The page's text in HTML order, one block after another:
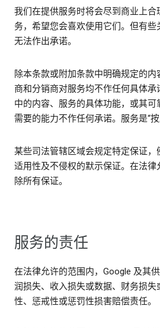
我们在提供服务时将会尽到商业上合
务，希望您会喜欢使用它们。但有些
无法作出承诺。
除本条款或附加条款中明确规定的
商和分销商对服务均不作任何具体
中的内容、服务的具体功能，或其
需要的能力不作任何承诺。服务是“按
某些司法管辖区域会规定特定保证，
适用性及不侵权的默示保证。在法
除所有保证。
服务的责任
在法律允许的范围内，Google 及其
润损失、收入损失或数据、财务损失
性、惩戒性或惩罚性损害赔偿责任。